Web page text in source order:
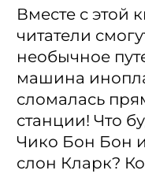
Вместе с этой
читатели
необычное
машина
сломалась
станции! Что
Чико Бон Бон
слон Кларк?